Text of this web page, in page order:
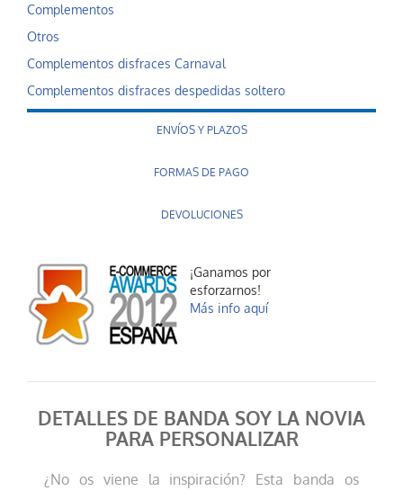
Complementos
Otros
Complementos disfraces Carnaval
Complementos disfraces despedidas soltero
ENVÍOS Y PLAZOS
FORMAS DE PAGO
DEVOLUCIONES
¡Ganamos por
esforzarnos!
Más info aquí
DETALLES DE BANDA SOY LA NOVIA
PARA PERSONALIZAR
¿No os viene la inspiración? Esta banda os